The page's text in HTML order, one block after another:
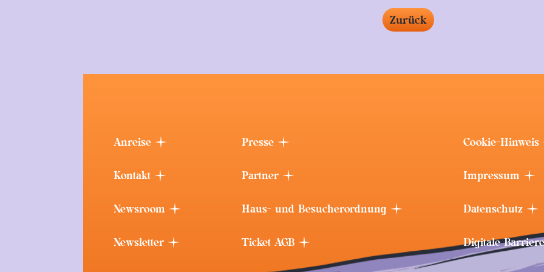
Zurück
Anreise
Kontakt
Newsroom
Newsletter
Presse
Partner
Haus- und Besucherordnung
Ticket AGB
Cookie-Hinweis
Impressum
Datenschutz
Digitale